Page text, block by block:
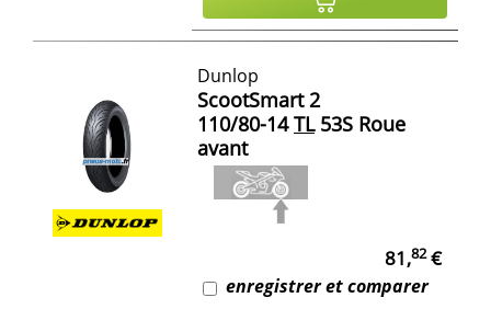
Dunlop
ScootSmart 2
110/80-14 TL53S Roue
avant
81,82€
enregistrer et comparer